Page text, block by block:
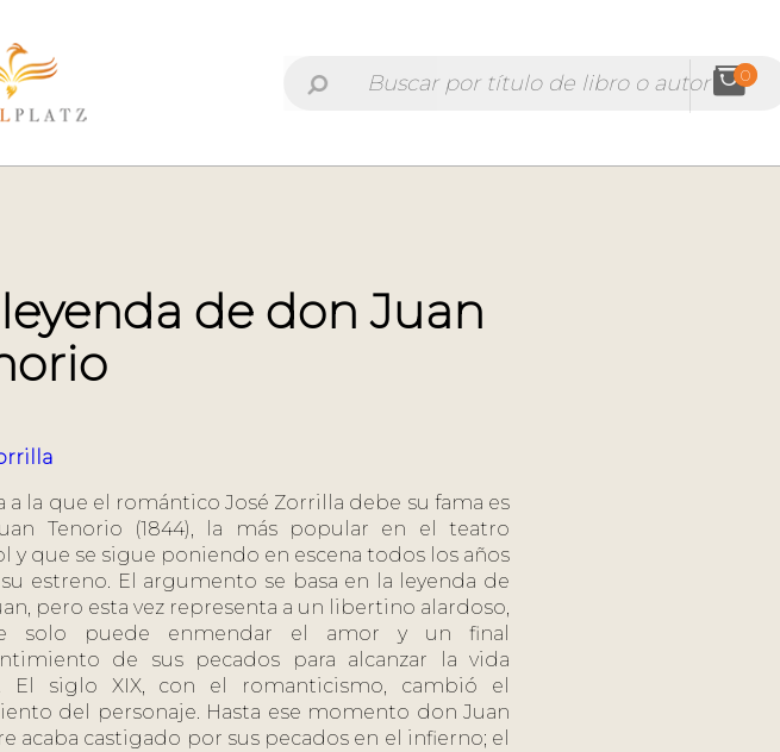
0
de don Juan
a la que el romántico José Zorrilla debe su fama es
Tenorio (1844), la más popular en el teatro
y que se sigue poniendo en escena todos los años
estreno. El argumento se basa en la leyenda de
pero esta vez representa a un libertino alardoso,
solo puede enmendar el amor y un final
de sus pecados para alcanzar la vida
El siglo XIX, con el romanticismo, cambió el
del personaje. Hasta ese momento don Juan
acaba castigado por sus pecados en el infierno; el